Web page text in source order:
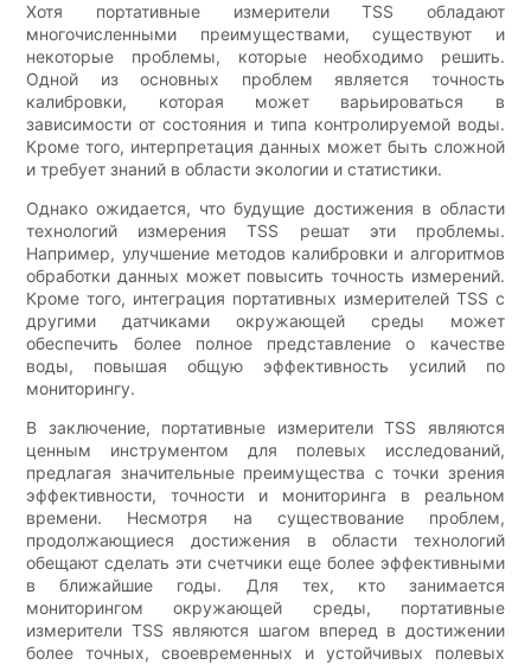
Хотя портативные измерители TSS обладают
многочисленными преимуществами, существуют и
некоторые проблемы, которые необходимо решить.
Одной из основных проблем является точность
калибровки, которая может варьироваться в
зависимости от состояния и типа контролируемой воды.
Кроме того, интерпретация данных может быть сложной
и требует знаний в области экологии и статистики.
Однако ожидается, что будущие достижения в области
технологий измерения TSS решат эти проблемы.
Например, улучшение методов калибровки и алгоритмов
обработки данных может повысить точность измерений.
Кроме того, интеграция портативных измерителей TSS с
другими датчиками окружающей среды может
обеспечить более полное представление о качестве
воды, повышая общую эффективность усилий по
мониторингу.
В заключение, портативные измерители TSS являются
ценным инструментом для полевых исследований,
предлагая значительные преимущества с точки зрения
эффективности, точности и мониторинга в реальном
времени. Несмотря на существование проблем,
продолжающиеся достижения в области технологий
обещают сделать эти счетчики еще более эффективными
в ближайшие годы. Для тех, кто занимается
мониторингом окружающей среды, портативные
измерители TSS являются шагом вперед в достижении
более точных, своевременных и устойчивых полевых